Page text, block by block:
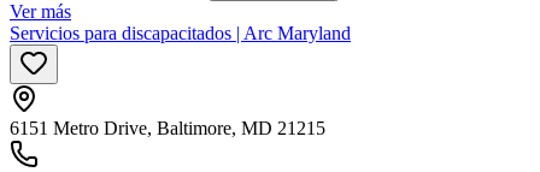
Ver más
Servicios para discapacitados | Arc Maryland
6151 Metro Drive, Baltimore, MD 21215